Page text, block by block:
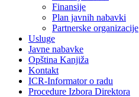
Finansije
Plan javnih nabavki
Partnerske organizacije
Usluge
Javne nabavke
Opština Kanjiža
Kontakt
ICR-Informator o radu
Procedure Izbora Direktora